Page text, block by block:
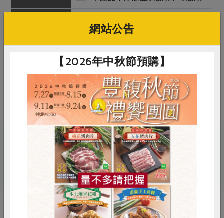
對其過敏者請勿食用
其他標示
非供即食，應充分加熱
關鍵字
# 信功 # 漢堡肉 # 豬肉
RPET 食譜 減硝酸鹽
雞蛋 食安 共同購買
網站公告
【2026年中秋節預購】